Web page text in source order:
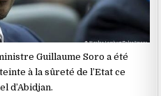
Guillaume Soro a été
à la sûreté de l’Etat ce
d’Abidjan.